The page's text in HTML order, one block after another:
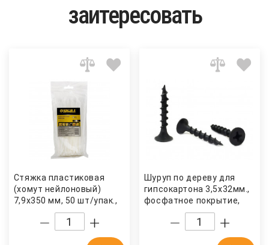
заитересовать
Стяжка пластиковая
(хомут нейлоновый)
7,9x350 мм, 50 шт/упак.,
бел. Sigma
Шуруп по дереву для
гипсокартона 3,5х32мм.,
фосфатное покрытие,
100шт/уп. Украина